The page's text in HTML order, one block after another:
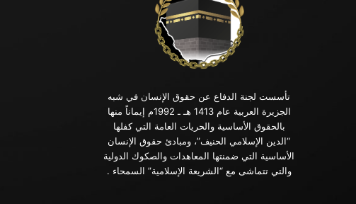
تأسست لجنة الدفاع عن حقوق الإنسان في شبه
الجزيرة العربية عام 1413 هـ ـ 1992م إيماناً منها
بالحقوق الأساسية والحريات العامة التي كفلها
“الدين الإسلامي الحنيف”، ومبادئ حقوق الإنسان
الأساسية التي ضمنتها المعاهدات والصكوك الدولية
والتي تتماشى مع “الشريعة الإسلامية” السمحاء .